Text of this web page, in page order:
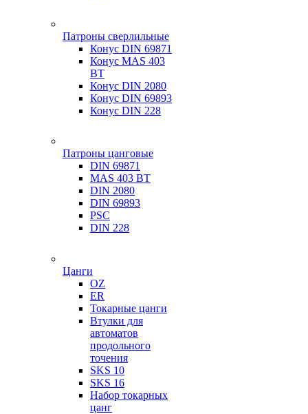
Патроны сверлильные
Конус DIN 69871
Конус MAS 403
BT
Конус DIN 2080
Конус DIN 69893
Конус DIN 228
Патроны цанговые
DIN 69871
MAS 403 BT
DIN 2080
DIN 69893
PSC
DIN 228
Цанги
OZ
ER
Токарные цанги
Втулки для
автоматов
продольного
точения
SKS 10
SKS 16
Набор токарных
цанг